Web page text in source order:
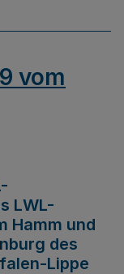
vom
LWL-
Hamm und
des
Lippe